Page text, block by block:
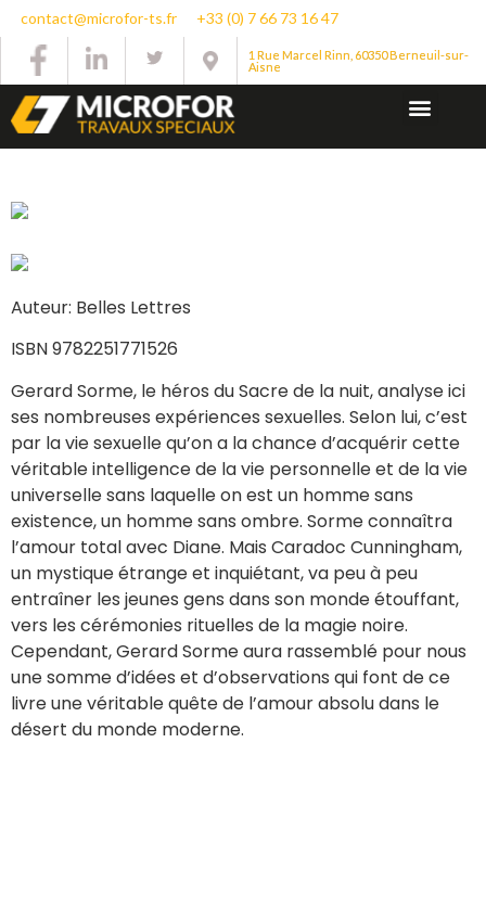
contact@microfor-ts.fr +33 (0) 7 66 73 16 47
1 Rue Marcel Rinn, 60350 Berneuil-sur-
Aisne
Auteur: Belles Lettres
ISBN 9782251771526
Gerard Sorme, le héros du Sacre de la nuit, analyse ici
ses nombreuses expériences sexuelles. Selon lui, c’est
par la vie sexuelle qu’on a la chance d’acquérir cette
véritable intelligence de la vie personnelle et de la vie
universelle sans laquelle on est un homme sans
existence, un homme sans ombre. Sorme connaîtra
l’amour total avec Diane. Mais Caradoc Cunningham,
un mystique étrange et inquiétant, va peu à peu
entraîner les jeunes gens dans son monde étouffant,
vers les cérémonies rituelles de la magie noire.
Cependant, Gerard Sorme aura rassemblé pour nous
une somme d’idées et d’observations qui font de ce
livre une véritable quête de l’amour absolu dans le
désert du monde moderne.